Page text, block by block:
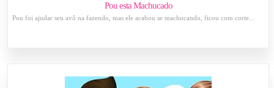
Pou esta Machucado
Pou foi ajudar seu avô na fazendo, mas ele acabou se machucando, ficou com corte...